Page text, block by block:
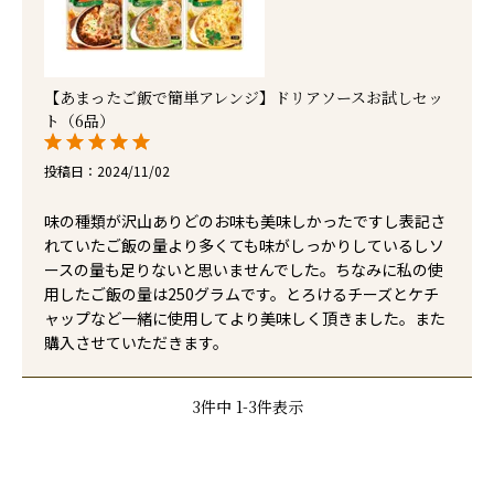
【あまったご飯で簡単アレンジ】ドリアソースお試しセッ
ト（6品）
投稿日 2024/11/02
味の種類が沢山ありどのお味も美味しかったですし表記さ
れていたご飯の量より多くても味がしっかりしているしソ
ースの量も足りないと思いませんでした。ちなみに私の使
用したご飯の量は250グラムです。とろけるチーズとケチ
ャップなど一緒に使用してより美味しく頂きました。また
購入させていただきます。
3件中 1-3件表示